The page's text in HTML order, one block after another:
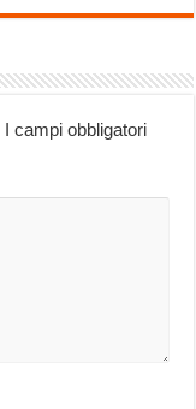
I campi obbligatori